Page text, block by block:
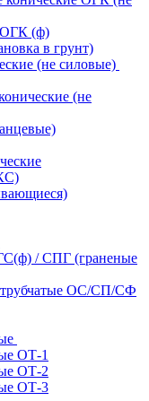
ОГК (ф)
в грунт)
(не силовые)
(не
/ СПГ (граненые
ОС/СП/СФ
ОТ-1
ОТ-2
ОТ-3